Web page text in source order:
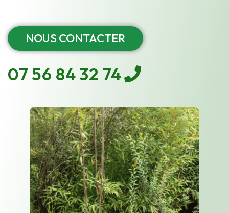
NOUS CONTACTER
07 56 84 32 74